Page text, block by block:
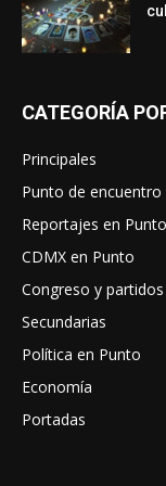
CATEGORÍA
Principales
Punto de encuentro
Reportajes en Punto
CDMX en Punto
Congreso y partidos
Secundarias
Política en Punto
Economía
Portadas